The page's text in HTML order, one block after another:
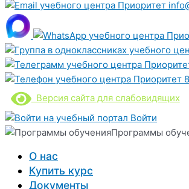
Версия сайта для слабовидящих
Войти
Программы
О нас
Купить курс
Документы